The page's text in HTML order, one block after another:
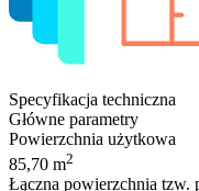
Specyfikacja techniczna
Główne parametry
Powierzchnia użytkowa
85,70 m2
Łączna powierzchnia tzw.